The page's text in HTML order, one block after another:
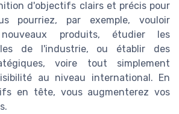
d'objectifs clairs et précis pour
pourriez, par exemple, vouloir
produits, étudier les
de l'industrie, ou établir des
voire tout simplement
au niveau international. En
en tête, vous augmenterez vos